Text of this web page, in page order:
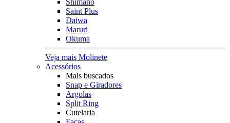
Shimano
Saint Plus
Daiwa
Maruri
Okuma
Veja mais Molinete
Acessórios
Mais buscados
Snap e Giradores
Argolas
Split Ring
Cutelaria